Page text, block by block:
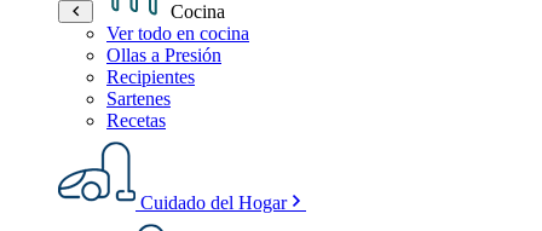
Cocina
Ver todo en cocina
Ollas a Presión
Recipientes
Sartenes
Recetas
Cuidado del Hogar